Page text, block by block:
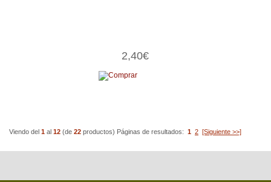
2,40€
Viendo del 1 al 12 (de 22 productos) Páginas de resultados: 1 2 [Siguiente >>]